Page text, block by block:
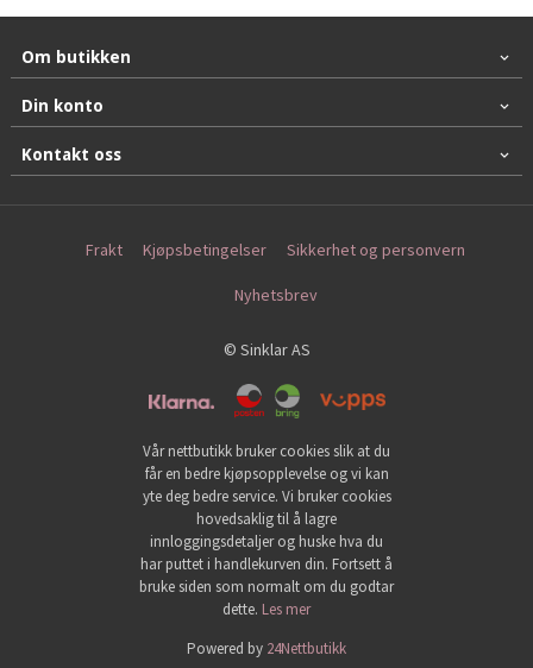
Om butikken
Din konto
Kontakt oss
Frakt Kjøpsbetingelser Sikkerhet og personvern
Nyhetsbrev
© Sinklar AS
Vår nettbutikk bruker cookies slik at du
får en bedre kjøpsopplevelse og vi kan
yte deg bedre service. Vi bruker cookies
hovedsaklig til å lagre
innloggingsdetaljer og huske hva du
har puttet i handlekurven din. Fortsett å
bruke siden som normalt om du godtar
dette. Les mer
Powered by 24Nettbutikk